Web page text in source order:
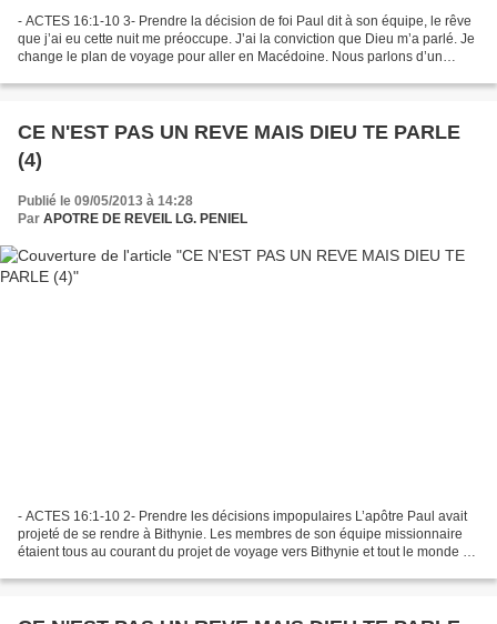
- ACTES 16:1-10 3- Prendre la décision de foi Paul dit à son équipe, le rêve
que j’ai eu cette nuit me préoccupe. J’ai la conviction que Dieu m’a parlé. Je
change le plan de voyage pour aller en Macédoine. Nous parlons d’un
CE N'EST PAS UN REVE MAIS DIEU TE PARLE
(4)
Publié le 09/05/2013 à 14:28
Par APOTRE DE REVEIL LG. PENIEL
- ACTES 16:1-10 2- Prendre les décisions impopulaires L’apôtre Paul avait
projeté de se rendre à Bithynie. Les membres de son équipe missionnaire
étaient tous au courant du projet de voyage vers Bithynie et tout le monde se